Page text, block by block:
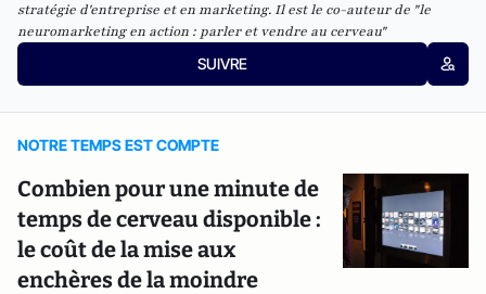
stratégie d'entreprise et en marketing. Il est le co-auteur de "le
neuromarketing en action : parler et vendre au cerveau"
SUIVRE
NOTRE TEMPS EST COMPTE
Combien pour une minute de
temps de cerveau disponible :
le coût de la mise aux
enchères de la moindre